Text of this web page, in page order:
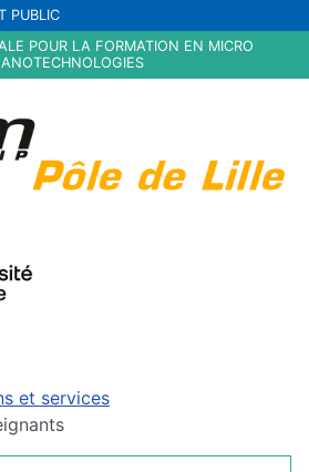
PUBLIC
POUR LA FORMATION EN MICRO
et services